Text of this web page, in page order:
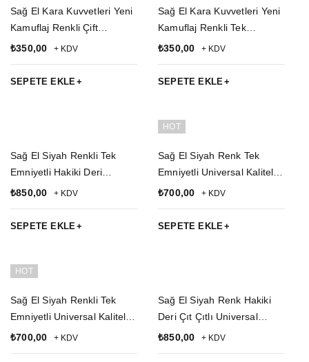
Sağ El Kara Kuvvetleri Yeni
Kamuflaj Renkli Çift
Emniyetli Şarjörlüklü
Geçirmeli Sallama Silah
₺350,00 + KDV
SEPETE EKLE
Sağ El Kara Kuvvetleri Yeni
Kamuflaj Renkli Tek
Emniyetli Şarjörlüklü
Geçirmeli Sallama Silah
₺350,00 + KDV
SEPETE EKLE
Sağ El Siyah Renkli Tek
Emniyetli Hakiki Deri
Universal Kaliteli Kemere
Silah Kılıfı
₺850,00 + KDV
SEPETE EKLE
HOT
Sağ El Siyah Renk Tek
Emniyetli Universal Kaliteli
Palaskaya Kemere
Hakiki Deri Silah Kılıfı
₺700,00 + KDV
SEPETE EKLE
HOT
Sağ El Siyah Renkli Tek
Emniyetli Universal Kaliteli
Palaskaya Kemere
₺700,00 + KDV
Sağ El Siyah Renk Hakiki
Deri Çıt Çıtlı Universal
Palaskaya Kemere
₺850,00 + KDV